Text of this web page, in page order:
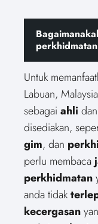
Untuk
Labuan,
sebagai ahli
disediakan,
gim, dan
perlu membaca
perkhidmatan
anda tidak
kecergasan